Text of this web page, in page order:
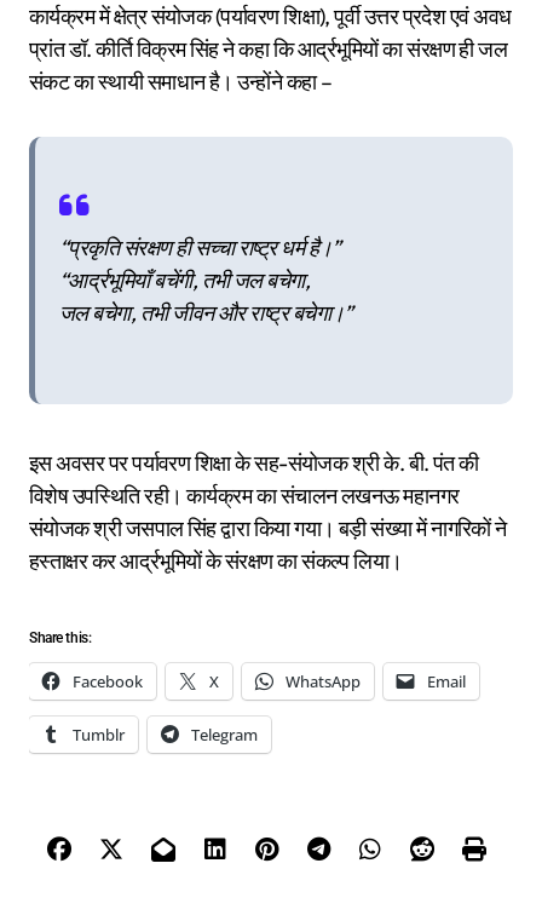
कार्यक्रम में क्षेत्र संयोजक (पर्यावरण शिक्षा), पूर्वी उत्तर प्रदेश एवं अवध
प्रांत डॉ. कीर्ति विक्रम सिंह ने कहा कि आर्द्रभूमियों का संरक्षण ही जल
संकट का स्थायी समाधान है। उन्होंने कहा –
“प्रकृति संरक्षण ही सच्चा राष्ट्र धर्म है।”
“आर्द्रभूमियाँ बचेंगी, तभी जल बचेगा,
जल बचेगा, तभी जीवन और राष्ट्र बचेगा।”
इस अवसर पर पर्यावरण शिक्षा के सह-संयोजक श्री के. बी. पंत की
विशेष उपस्थिति रही। कार्यक्रम का संचालन लखनऊ महानगर
संयोजक श्री जसपाल सिंह द्वारा किया गया। बड़ी संख्या में नागरिकों ने
हस्ताक्षर कर आर्द्रभूमियों के संरक्षण का संकल्प लिया।
Share this:
Facebook X WhatsApp Email
Tumblr Telegram